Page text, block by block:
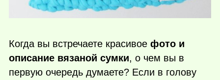
Когда вы встречаете красивое фото и
описание вязаной сумки, о чем вы в
первую очередь думаете? Если в голову